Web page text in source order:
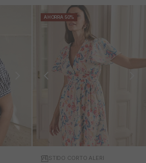
AHORRA 50%
VESTIDO CORTO ALERI